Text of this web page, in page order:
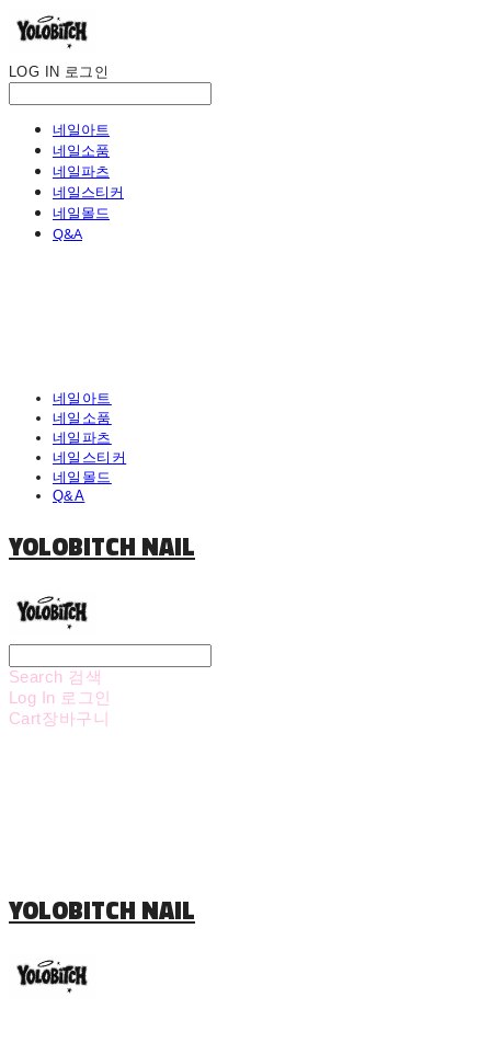
LOG IN 로그인
네일아트
네일소품
네일파츠
네일스티커
네일몰드
Q&A
네일아트
네일소품
네일파츠
네일스티커
네일몰드
Q&A
YOLOBITCH NAIL
Search 검색
Log In 로그인
Cart장바구니
YOLOBITCH NAIL